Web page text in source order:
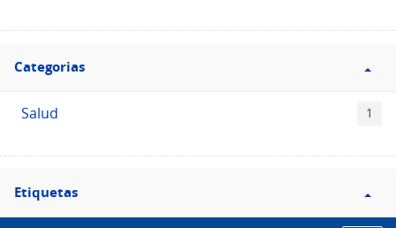
Filtro
Categorias
Categorias
Salud 1
Filtro
Etiquetas
Etiquetas